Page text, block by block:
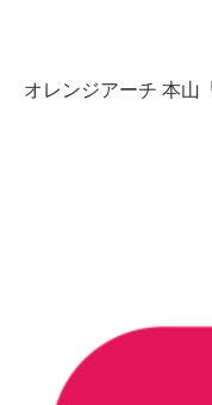
オレンジアーチ 本山